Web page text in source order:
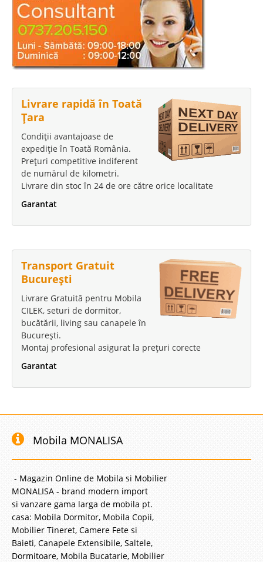
Livrare rapidă în Toată
Țara
Condiții avantajoase de
expediție în Toată România.
Prețuri competitive indiferent
de numărul de kilometri.
Livrare din stoc în 24 de ore către orice localitate
Garantat
Transport Gratuit
București
Livrare Gratuită pentru Mobila
CILEK, seturi de dormitor,
bucătării, living sau canapele în
București.
Montaj profesional asigurat la prețuri corecte
Garantat
Mobila MONALISA
- Magazin Online de Mobila si Mobilier
MONALISA - brand modern import
si vanzare gama larga de mobila pt.
casa: Mobila Dormitor, Mobila Copii,
Mobilier Tineret, Camere Fete si
Baieti, Canapele Extensibile, Saltele,
Dormitoare, Mobila Bucatarie, Mobilier